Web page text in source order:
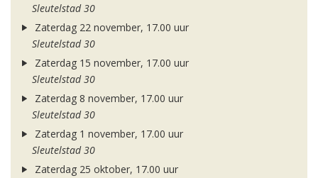
Sleutelstad 30
Zaterdag 22 november, 17.00 uur
Sleutelstad 30
Zaterdag 15 november, 17.00 uur
Sleutelstad 30
Zaterdag 8 november, 17.00 uur
Sleutelstad 30
Zaterdag 1 november, 17.00 uur
Sleutelstad 30
Zaterdag 25 oktober, 17.00 uur